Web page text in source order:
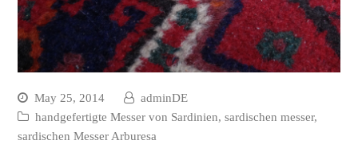
May 25, 2014
adminDE
handgefertigte Messer von Sardinien,sardischen messer,
sardischen Messer Arburesa